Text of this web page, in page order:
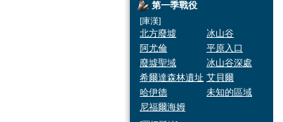
第一季戰役
[庫漢]
北方廢墟
冰山谷
阿尤倫
平原入口
廢墟聖域
冰山谷深處
希爾達森林遺址 艾貝爾
哈伊德
未知的區域
尼福爾海姆